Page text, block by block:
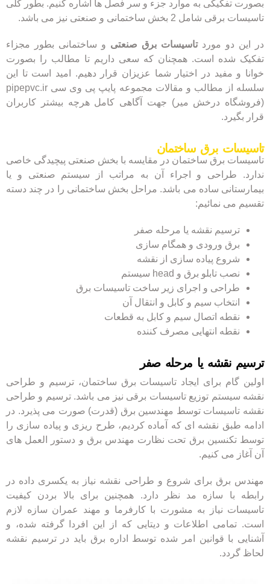
بصورت تفکیکی به موارد جزء و سر فصل ها اشاره کنیم. بطور کلی
تاسیسات برقی شامل 2 بخش ساختمانی و صنعتی نیز می باشد.
در این دو مورد تاسیسات برق صنعتیو ساختمانی بطور مجزاء
تفکیک شده است. همچنان که سعی داریم تا مطالب را بصورت
خوانا و مفید در اختیار شما عزیزان قرار دهیم. امید است تا این
سلسله از مطالب و مقالات مجموعه پایپ پی وی سی pipepvc.ir
(فروشگاه درخش میر) جهت آگاهی کامل هرچه بیشتر کاربران
قرار بگیرد.
تاسیسات برق ساختمان
تاسیسات برق ساختمان در مقایسه با بخش صنعتی پیچیدگی خاصی
ندارد. طراحی و اجراء آن به مراتب از سیستم صنعتی و یا
بیمارستانی ساده می باشد. مراحل بخش ساختمانی را در چند دسته
تقسیم می نمائیم:
ترسیم نقشه یا مرحله صفر
برق ورودی و همگام سازی
شروع پیاده سازی از نقشه
نصب تابلو برق و head سیستم
طراحی و اجرای زیر ساخت تاسیسات برق
انتخاب سیم و کابل و انتقال آن
نقطه اتصال سیم و کابل به قطعات
نقطه انتهایی مصرف کننده
ترسیم نقشه یا مرحله صفر
اولین گام برای ایجاد تاسیسات برق ساختمان، ترسیم و طراحی
نقشه سیستم توزیع تاسیسات برقی نیز می باشد. ترسیم و طراحی
نقشه تاسیسات توسط مهندسین برق (قدرت) صورت می پذیرد. در
ادامه طبق نقشه ای که آماده کردیم، طرح ریزی و پیاده سازی را
توسط تکنسین برق تحت نظارت مهندس برق و دستور العمل های
آن آغاز می کنیم.
مهندس برق برای شروع و طراحی نقشه نیاز به یکسری داده در
رابطه با سازه مد نظر دارد. همچنین برای بالا بردن کیفیت
تاسیسات نیاز به مشورت با کارفرما و مهند عمران سازه لازم
است. تمامی اطلاعات و دیتایی که از این افردا گرفته شده، و
آشنایی با قوانین امر شده توسط اداره برق باید در ترسیم نقشه
لحاظ گردد.